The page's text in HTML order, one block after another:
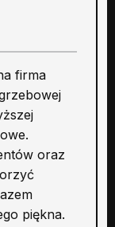
firma
oraz
piękna.